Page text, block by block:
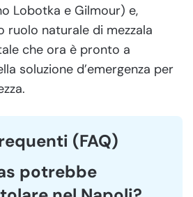
Lobotka e Gilmour) e,
ruolo naturale di mezzala
che ora è pronto a
soluzione d’emergenza per
(FAQ)
potrebbe